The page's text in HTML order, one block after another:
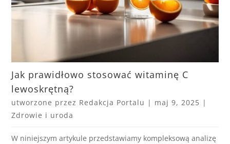
Jak prawidłowo stosować witaminę C
lewoskrętną?
utworzone przez Redakcja Portalu | maj 9, 2025 |
Zdrowie i uroda
W niniejszym artykule przedstawiamy kompleksową analizę